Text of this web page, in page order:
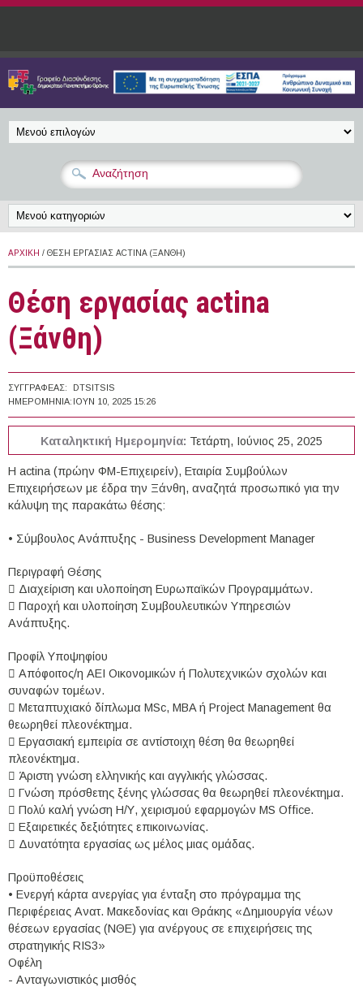
Παράκαμψη προς το κυρίως περιεχόμενο
ΑΡΧΙΚΉ / ΘΈΣΗ ΕΡΓΑΣΊΑΣ ACTINA (ΞΆΝΘΗ)
Θέση εργασίας actina
(Ξάνθη)
ΣΥΓΓΡΑΦΈΑΣ:
DTSITSIS
ΗΜΕΡΟΜΗΝΊΑ: ΙΟΥΝ 10, 2025 15:26
Καταληκτική Ημερομηνία: Τετάρτη, Ιούνιος 25, 2025
Η actina (πρώην ΦΜ-Επιχειρείν), Εταιρία Συμβούλων
Επιχειρήσεων με έδρα την Ξάνθη, αναζητά προσωπικό για την
κάλυψη της παρακάτω θέσης:
• Σύμβουλος Ανάπτυξης - Business Development Manager
Περιγραφή Θέσης
 Διαχείριση και υλοποίηση Ευρωπαϊκών Προγραμμάτων.
 Παροχή και υλοποίηση Συμβουλευτικών Υπηρεσιών
Ανάπτυξης.
Προφίλ Υποψηφίου
 Απόφοιτος/η ΑΕΙ Οικονομικών ή Πολυτεχνικών σχολών και
συναφών τομέων.
 Μεταπτυχιακό δίπλωμα ΜSc, MBA ή Project Management θα
θεωρηθεί πλεονέκτημα.
 Εργασιακή εμπειρία σε αντίστοιχη θέση θα θεωρηθεί
πλεονέκτημα.
 Άριστη γνώση ελληνικής και αγγλικής γλώσσας.
 Γνώση πρόσθετης ξένης γλώσσας θα θεωρηθεί πλεονέκτημα.
 Πολύ καλή γνώση Η/Υ, χειρισμού εφαρμογών MS Office.
 Εξαιρετικές δεξιότητες επικοινωνίας.
 Δυνατότητα εργασίας ως μέλος μιας ομάδας.
Προϋποθέσεις
• Ενεργή κάρτα ανεργίας για ένταξη στο πρόγραμμα της
Περιφέρειας Ανατ. Μακεδονίας και Θράκης «Δημιουργία νέων
θέσεων εργασίας (ΝΘΕ) για ανέργους σε επιχειρήσεις της
στρατηγικής RIS3»
Οφέλη
- Ανταγωνιστικός μισθός